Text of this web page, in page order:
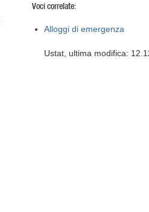
Voci correlate:
Alloggi di emergenza
Ustat, ultima modifica: